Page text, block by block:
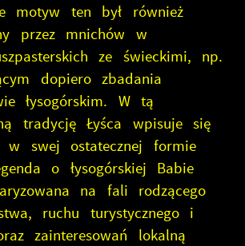
motyw ten był również
przez mnichów w
ze świeckimi, np.
dopiero zbadania
łysogórskim. W tą
tradycję Łyśca wpisuje się
w swej ostatecznej formie
o łysogórskiej Babie
na fali rodzącego
ruchu turystycznego i
zainteresowań lokalną